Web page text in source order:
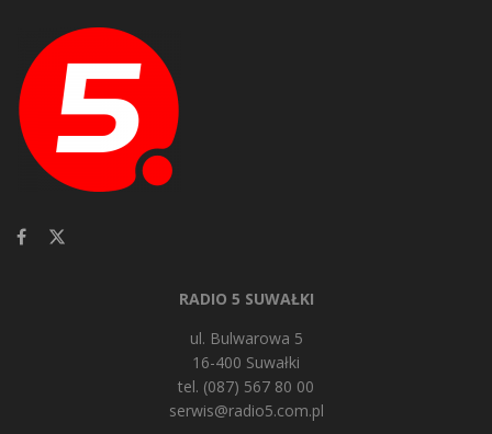
RADIO 5 SUWAŁKI
ul. Bulwarowa 5
16-400 Suwałki
tel. (087) 567 80 00
serwis@radio5.com.pl